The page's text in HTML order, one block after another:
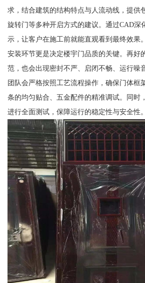
求，结合建筑的结构特点与人流动线，提供
旋转门等多种开启方式的建议。通过CAD深
示，让客户在施工前就能直观看到最终效果。
安装环节更是决定楼宇门品质的关键。再好
范，也会出现密封不严、启闭不畅、运行噪
团队会严格按照工艺流程操作，确保门体框
条的均匀贴合、五金配件的精准调试。同时
进行全面测试，保障运行的稳定性与安全性。